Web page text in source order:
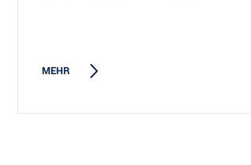
MEHR